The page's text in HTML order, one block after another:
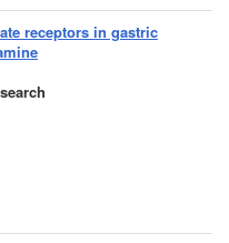
receptors in gastric